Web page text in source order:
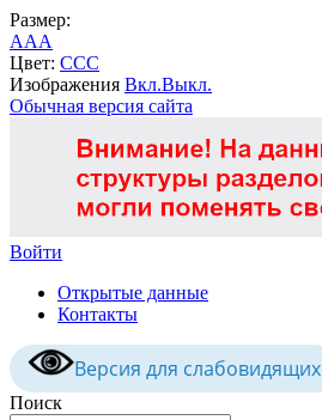
Размер:
AAA
Цвет: CCC
Изображения Вкл.Выкл.
Обычная версия сайта
Войти
Открытые данные
Контакты
Версия для слабовидящих
Поиск